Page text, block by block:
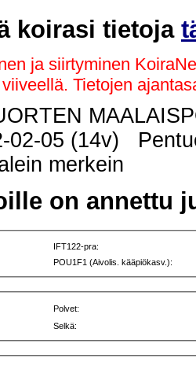
koirasi tietoja
ja siirtyminen
Tietojen
02-05 (14v)
merkein
on annettu
IFT122-pra:
POU1F1 (Aivolis. kääpiökasv.):
Polvet:
Selkä: